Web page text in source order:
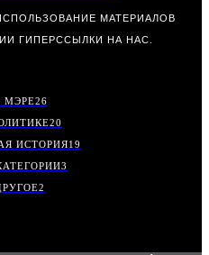
МАТЕРИАЛОВ
ГИПЕРССЫЛКИ НА НАС.
МЭРЕ26
20
ИСТОРИЯ19
3
2